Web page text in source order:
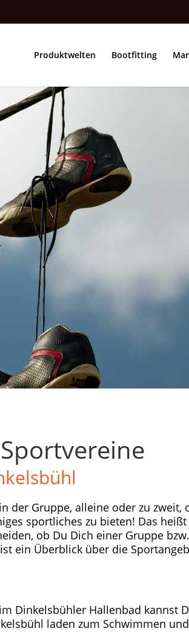
Produktwelten Bootfitting
der Gruppe, alleine oder zu
sportliches zu bieten! Das
ob Du Dich einer Gruppe
ein Überblick über die
Dinkelsbühler Hallenbad kannst
laden zum Schwimmen